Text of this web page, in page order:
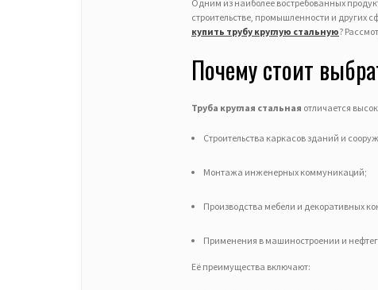
Одним из наиболее востребованных
строительстве, промышленности и других
купить трубу круглую стальную?
Почему стоит
Труба круглая стальная отличается
Строительства каркасов зданий и
Монтажа инженерных коммуникаций;
Производства мебели и декоративных
Применения в машиностроении и
Её преимущества включают: